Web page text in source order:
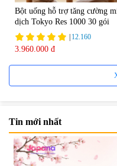
Bột uống hỗ trợ tăng cường
dịch Tokyo Res 1000 30 gói
12.160
3.960.000 đ
Tin mới nhất